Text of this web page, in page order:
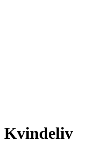
Kvindeliv